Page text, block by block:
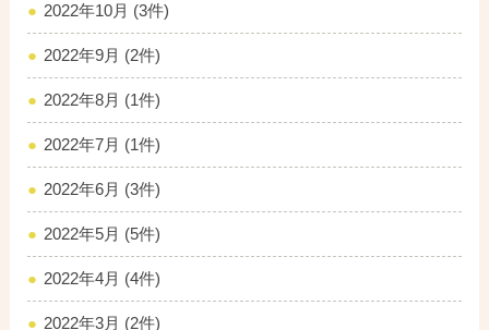
2022年10月 (3件)
2022年9月 (2件)
2022年8月 (1件)
2022年7月 (1件)
2022年6月 (3件)
2022年5月 (5件)
2022年4月 (4件)
2022年3月 (2件)